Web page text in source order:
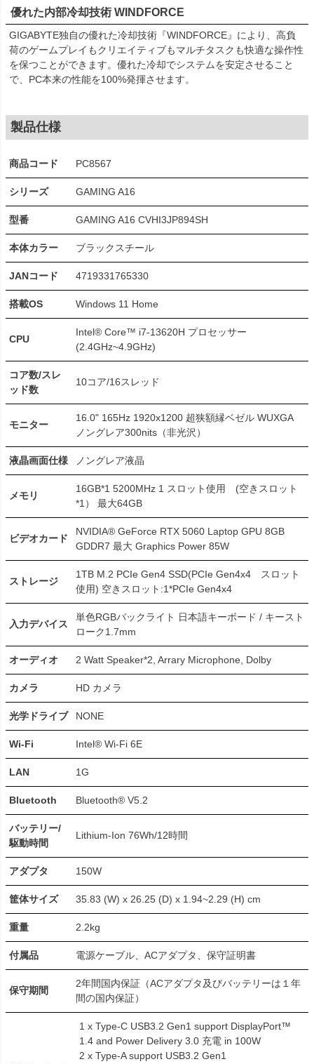
優れた内部冷却技術 WINDFORCE
GIGABYTE独自の優れた冷却技術『WINDFORCE』により、高負
荷のゲームプレイもクリエイティブもマルチタスクも快適な操作性
を保つことができます。優れた冷却でシステムを安定させること
で、PC本来の性能を100%発揮させます。
製品仕様
商品コード PC8567
シリーズ GAMING A16
型番 GAMING A16 CVHI3JP894SH
本体カラー ブラックスチール
JANコード 4719331765330
搭載OS Windows 11 Home
CPU
Intel® Core™ i7-13620H プロセッサー
(2.4GHz~4.9GHz)
コア数/スレ
ッド数
10コア/16スレッド
モニター
16.0" 165Hz 1920x1200 超狭額縁ベゼル WUXGA
ノングレア300nits（非光沢）
液晶画面仕様 ノングレア液晶
メモリ
16GB*1 5200MHz 1 スロット使用 (空きスロット
*1） 最大64GB
ビデオカード
NVIDIA® GeForce RTX 5060 Laptop GPU 8GB
GDDR7 最大 Graphics Power 85W
ストレージ
1TB M.2 PCIe Gen4 SSD(PCIe Gen4x4 スロット
使用) 空きスロット:1*PCIe Gen4x4
入力デバイス
単色RGBバックライト 日本語キーボード / キースト
ローク1.7mm
オーディオ 2 Watt Speaker*2, Arrary Microphone, Dolby
カメラ HD カメラ
光学ドライブ NONE
Wi-Fi Intel® Wi-Fi 6E
LAN 1G
Bluetooth Bluetooth® V5.2
バッテリー/
駆動時間
Lithium-Ion 76Wh/12時間
アダプタ 150W
筐体サイズ 35.83 (W) x 26.25 (D) x 1.94~2.29 (H) cm
重量 2.2kg
付属品 電源ケーブル、ACアダプタ、保守証明書
保守期間
2年間国内保証（ACアダプタ及びバッテリーは１年
間の国内保証）
1 x Type-C USB3.2 Gen1 support DisplayPort™
1.4 and Power Delivery 3.0 充電 in 100W
2 x Type-A support USB3.2 Gen1